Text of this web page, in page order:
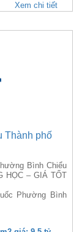
Xem chi tiết
Thành phố
Bình Chiểu
HỌC – GIÁ TỐT
Phường Bình